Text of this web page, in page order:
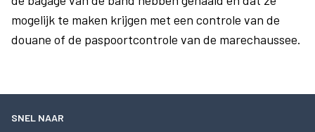
mogelijk te maken krijgen met een controle van de
douane of de paspoortcontrole van de marechaussee.
SNEL NAAR